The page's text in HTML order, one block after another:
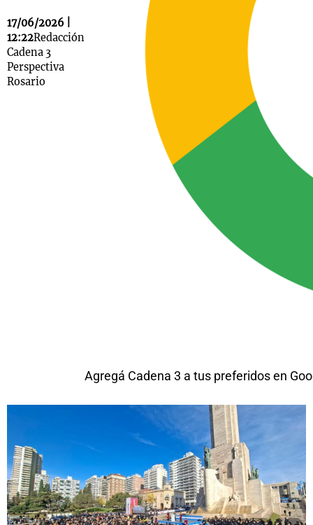
17/06/2026 |
12:22Redacción
Cadena 3
Perspectiva
Rosario
Agregá Cadena 3 a tus preferidos en